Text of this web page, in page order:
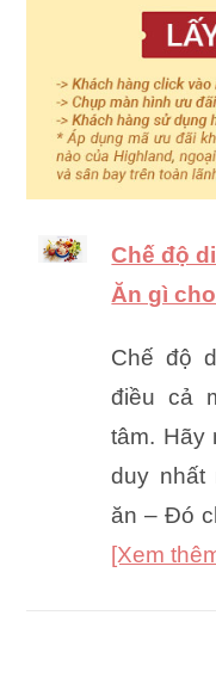
Chế độ
Ăn gì
Chế độ
điều cả
tâm. Hãy
duy nhất
ăn – Đó
[Xem